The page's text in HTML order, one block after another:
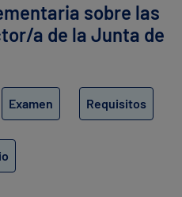
sobre las
a de la Junta de
Examen Requisitos